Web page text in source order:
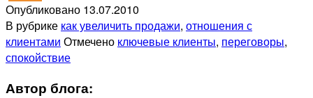
Опубликовано 13.07.2010
В рубрике как увеличить продажи, отношения с
клиентами Отмечено ключевые клиенты, переговоры,
спокойствие
Автор блога: